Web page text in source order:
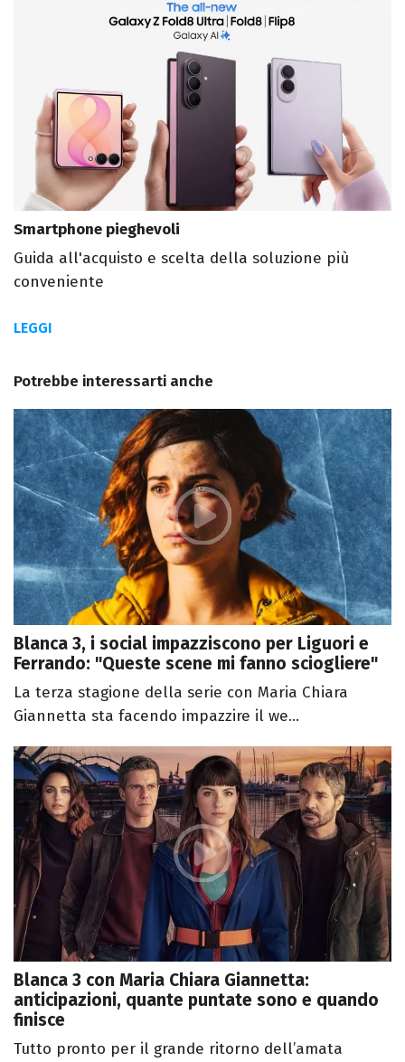
Smartphone pieghevoli
Guida all'acquisto e scelta della soluzione più
conveniente
LEGGI
Potrebbe interessarti anche
Blanca 3, i social impazziscono per Liguori e
Ferrando: "Queste scene mi fanno sciogliere"
La terza stagione della serie con Maria Chiara
Giannetta sta facendo impazzire il we...
Blanca 3 con Maria Chiara Giannetta:
anticipazioni, quante puntate sono e quando
finisce
Tutto pronto per il grande ritorno dell’amata